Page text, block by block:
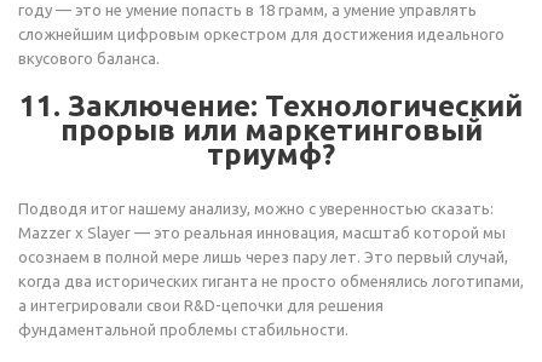
году — это не умение попасть в 18 грамм, а умение управлять
сложнейшим цифровым оркестром для достижения идеального
вкусового баланса.
11. Заключение: Технологический
прорыв или маркетинговый
триумф?
Подводя итог нашему анализу, можно с уверенностью сказать:
Mazzer x Slayer — это реальная инновация, масштаб которой мы
осознаем в полной мере лишь через пару лет. Это первый случай,
когда два исторических гиганта не просто обменялись логотипами,
а интегрировали свои R&D-цепочки для решения
фундаментальной проблемы стабильности.